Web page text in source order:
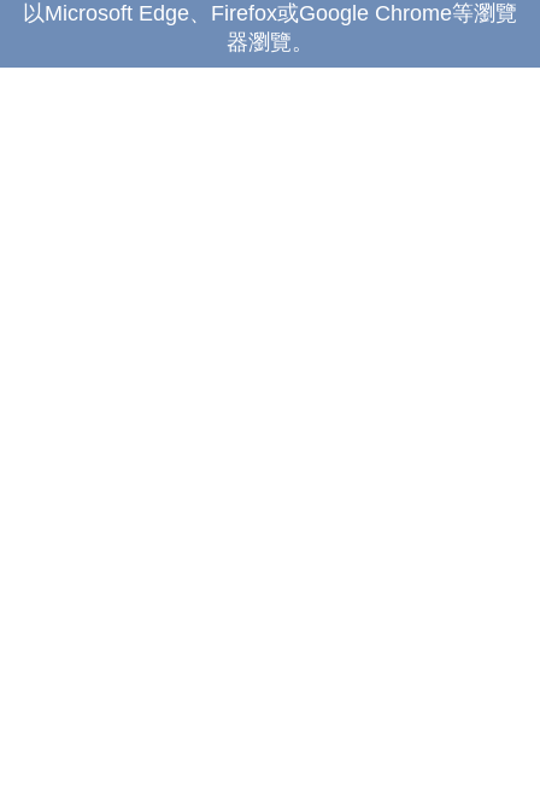
以Microsoft Edge、Firefox或Google Chrome等瀏覽
器瀏覽。